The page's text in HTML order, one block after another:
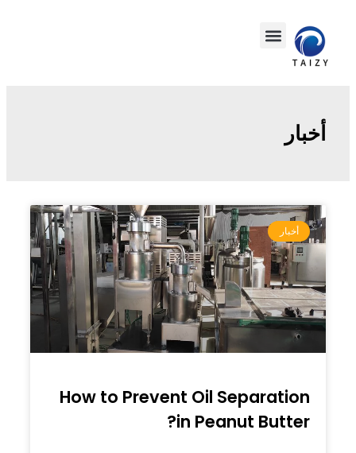
أخبار
أخبار
How to Prevent Oil Separation
in Peanut Butter?